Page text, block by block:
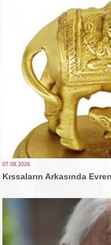
07.08.2026
Kıssaların Arkasında